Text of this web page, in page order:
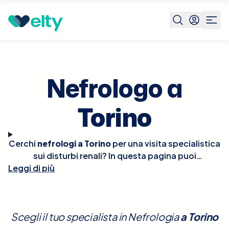
Specialista
Nefrologo a
Torino
Cerchi nefrologi a Torinoper una visita specialistica
sui disturbi renali? In questa pagina puoi
confrontare disponibilità e costi di professionisti
insufficienza renale e ipertensione. Consulta qui
Leggi di più
Scegli il tuo specialista in Nefrologiaa Torino